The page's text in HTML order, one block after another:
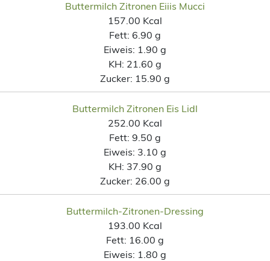
Buttermilch Zitronen Eiiis Mucci
157.00 Kcal
Fett: 6.90 g
Eiweis: 1.90 g
KH: 21.60 g
Zucker: 15.90 g
Buttermilch Zitronen Eis Lidl
252.00 Kcal
Fett: 9.50 g
Eiweis: 3.10 g
KH: 37.90 g
Zucker: 26.00 g
Buttermilch-Zitronen-Dressing
193.00 Kcal
Fett: 16.00 g
Eiweis: 1.80 g